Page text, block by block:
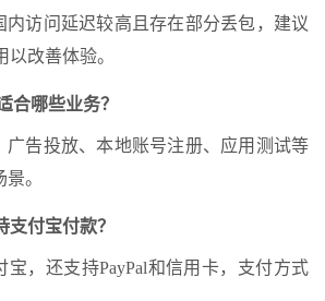
内访问延迟较高且存在部分丢包，建议
改善体验。
合哪些业务？
广告投放、本地账号注册、应用测试等
。
支付宝付款？
，还支持PayPal和信用卡，支付方式